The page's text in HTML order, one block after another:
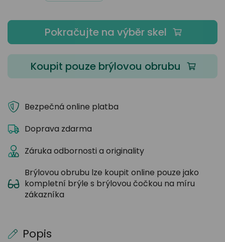
Popis
Pokračujte na výběr skel
Koupit pouze brýlovou obrubu
Bezpečná online platba
Doprava zdarma
Záruka odbornosti a originality
Brýlovou obrubu lze koupit online pouze jako
kompletní brýle s brýlovou čočkou na míru
zákazníka